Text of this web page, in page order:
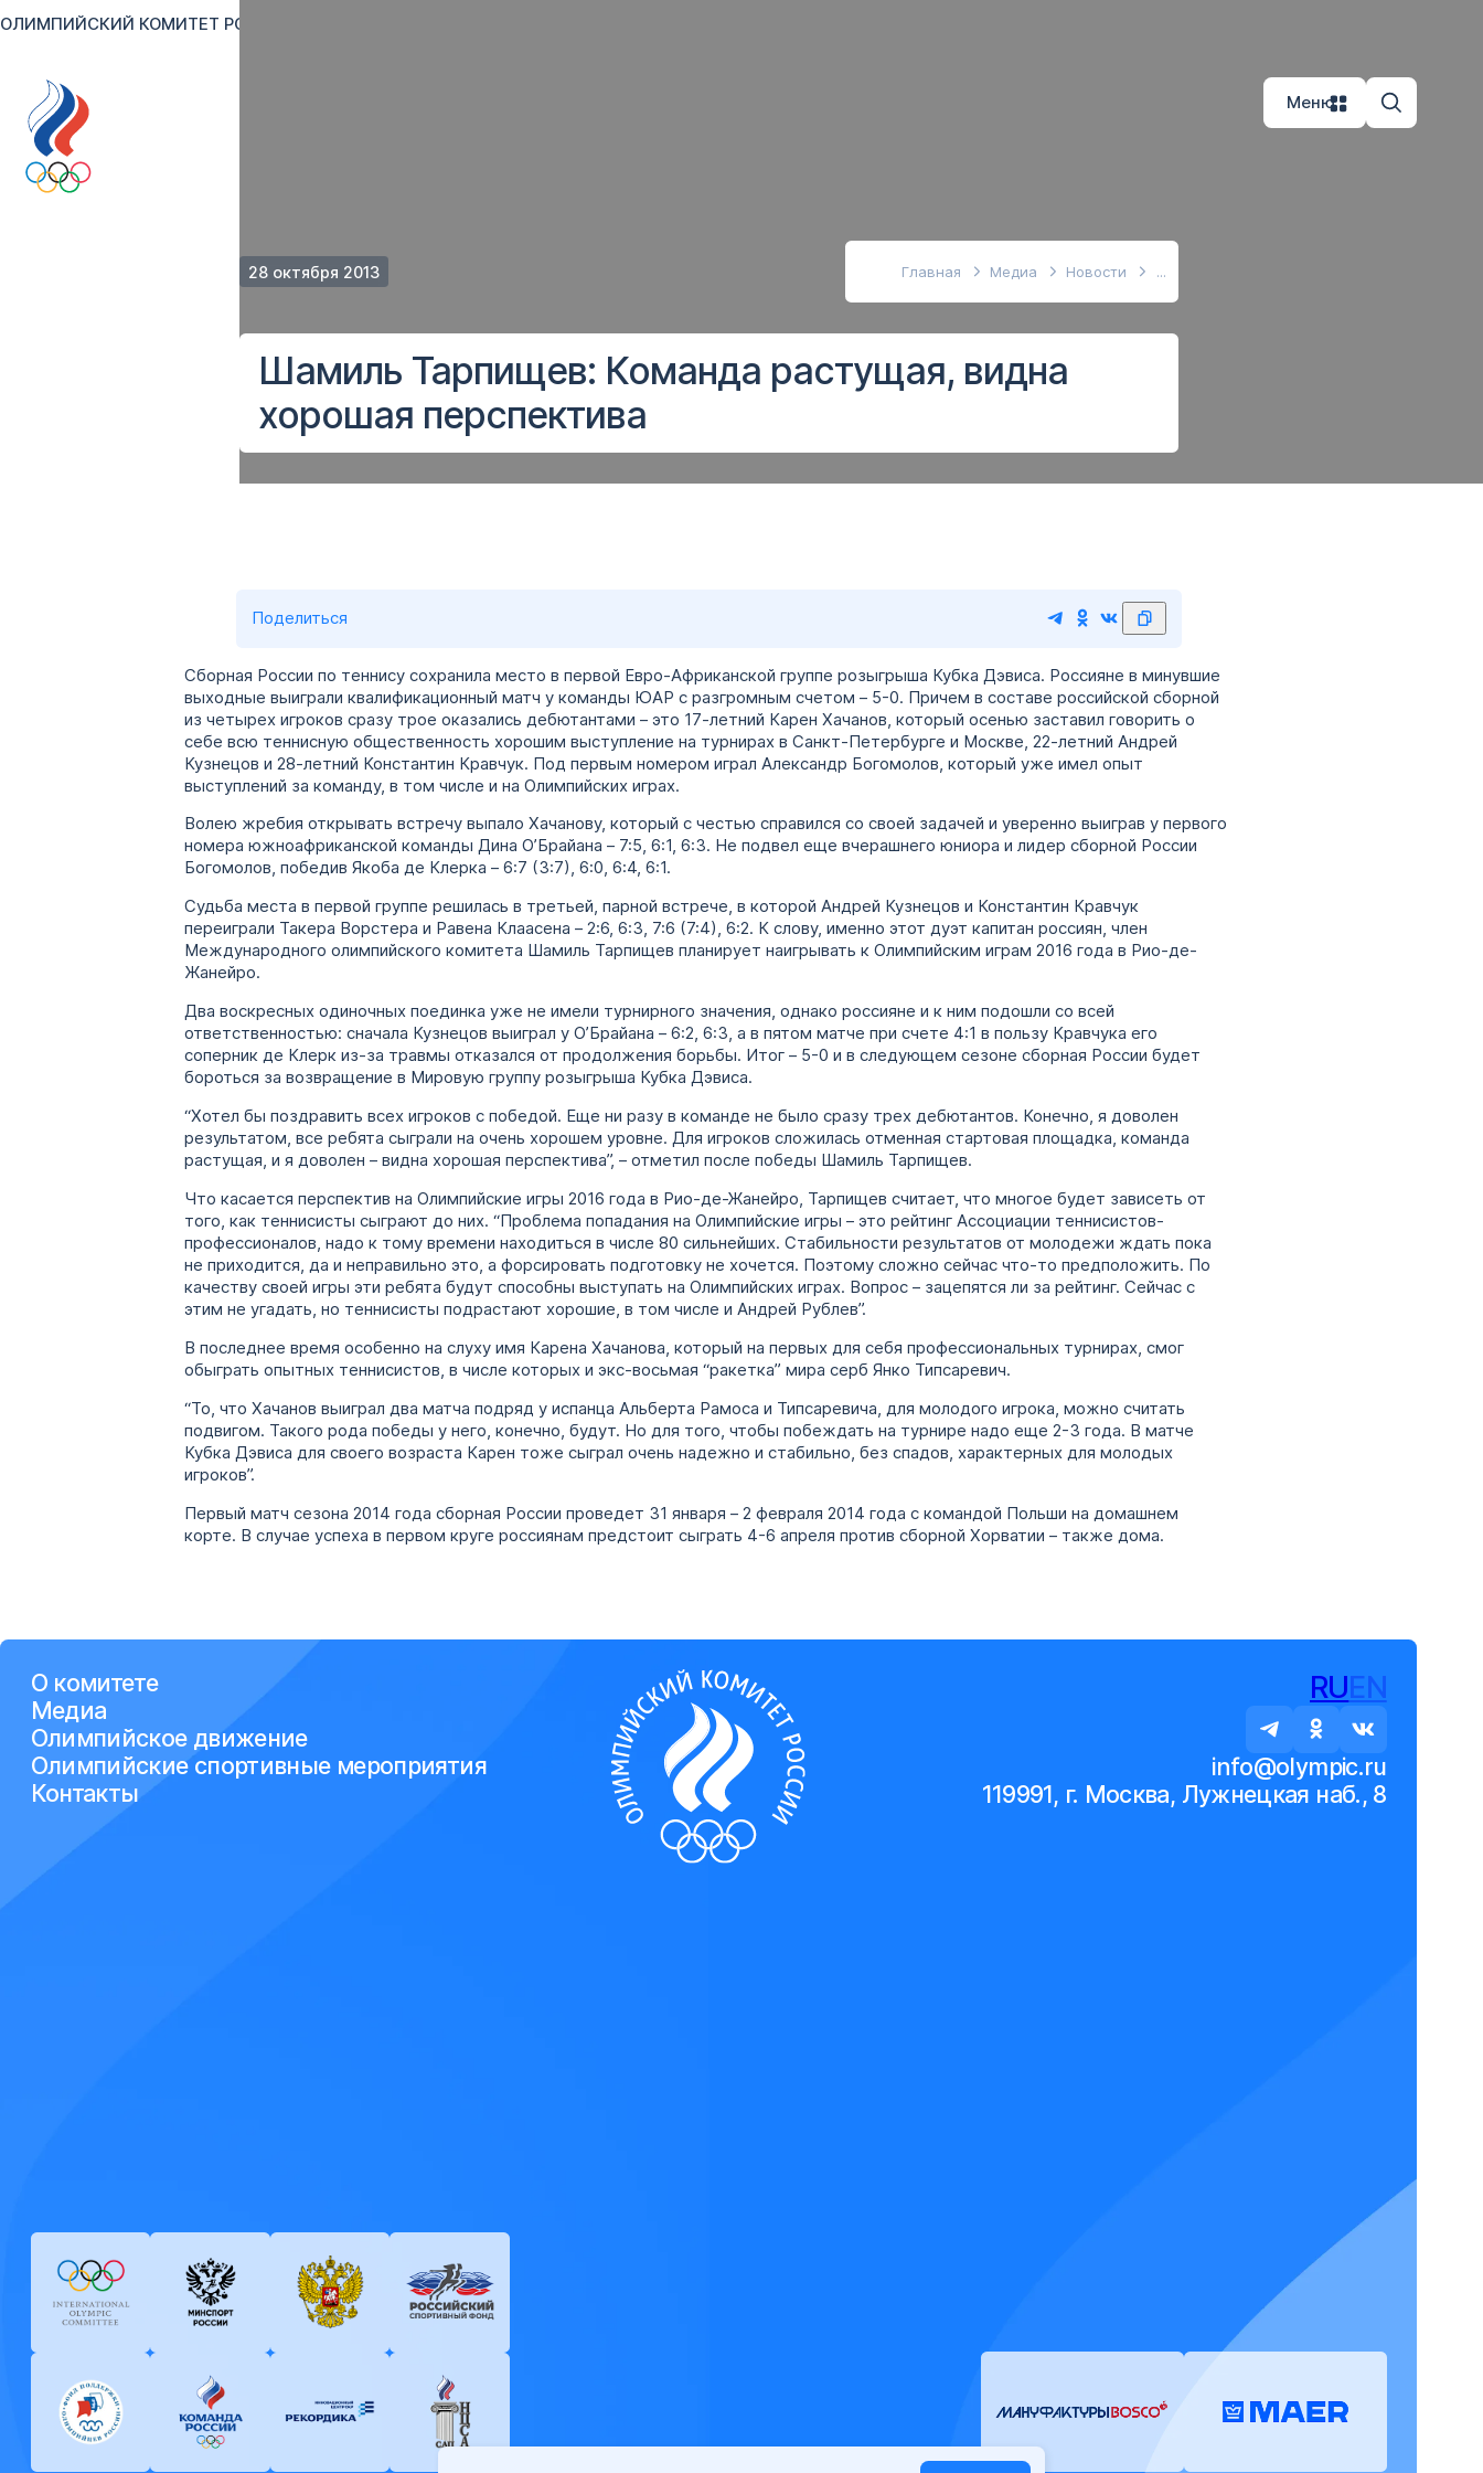
ОЛИМПИЙСКИЙ КОМИТЕТ РОССИИ
Меню
28 октября 2013 Главная Медиа Новости
Шамиль Тарпищев: Команда растущая, видна
хорошая перспектива
Поделиться
Сборная России по теннису сохранила место в первой Евро-Африканской группе розыгрыша Кубка Дэвиса. Россияне в минувшие
выходные выиграли квалификационный матч у команды ЮАР с разгромным счетом – 5-0. Причем в составе российской сборной
из четырех игроков сразу трое оказались дебютантами – это 17-летний Карен Хачанов, который осенью заставил говорить о
себе всю теннисную общественность хорошим выступление на турнирах в Санкт-Петербурге и Москве, 22-летний Андрей
Кузнецов и 28-летний Константин Кравчук. Под первым номером играл Александр Богомолов, который уже имел опыт
выступлений за команду, в том числе и на Олимпийских играх.
Волею жребия открывать встречу выпало Хачанову, который с честью справился со своей задачей и уверенно выиграв у первого
номера южноафриканской команды Дина О’Брайана – 7:5, 6:1, 6:3. Не подвел еще вчерашнего юниора и лидер сборной России
Богомолов, победив Якоба де Клерка – 6:7 (3:7), 6:0, 6:4, 6:1.
Судьба места в первой группе решилась в третьей, парной встрече, в которой Андрей Кузнецов и Константин Кравчук
переиграли Такера Ворстера и Равена Клаасена – 2:6, 6:3, 7:6 (7:4), 6:2. К слову, именно этот дуэт капитан россиян, член
Международного олимпийского комитета Шамиль Тарпищев планирует наигрывать к Олимпийским играм 2016 года в Рио-де-
Жанейро.
Два воскресных одиночных поединка уже не имели турнирного значения, однако россияне и к ним подошли со всей
ответственностью: сначала Кузнецов выиграл у О’Брайана – 6:2, 6:3, а в пятом матче при счете 4:1 в пользу Кравчука его
соперник де Клерк из-за травмы отказался от продолжения борьбы. Итог – 5-0 и в следующем сезоне сборная России будет
бороться за возвращение в Мировую группу розыгрыша Кубка Дэвиса.
“Хотел бы поздравить всех игроков с победой. Еще ни разу в команде не было сразу трех дебютантов. Конечно, я доволен
результатом, все ребята сыграли на очень хорошем уровне. Для игроков сложилась отменная стартовая площадка, команда
растущая, и я доволен – видна хорошая перспектива”, – отметил после победы Шамиль Тарпищев.
Что касается перспектив на Олимпийские игры 2016 года в Рио-де-Жанейро, Тарпищев считает, что многое будет зависеть от
того, как теннисисты сыграют до них. “Проблема попадания на Олимпийские игры – это рейтинг Ассоциации теннисистов-
профессионалов, надо к тому времени находиться в числе 80 сильнейших. Стабильности результатов от молодежи ждать пока
не приходится, да и неправильно это, а форсировать подготовку не хочется. Поэтому сложно сейчас что-то предположить. По
качеству своей игры эти ребята будут способны выступать на Олимпийских играх. Вопрос – зацепятся ли за рейтинг. Сейчас с
этим не угадать, но теннисисты подрастают хорошие, в том числе и Андрей Рублев”.
В последнее время особенно на слуху имя Карена Хачанова, который на первых для себя профессиональных турнирах, смог
обыграть опытных теннисистов, в числе которых и экс-восьмая “ракетка” мира серб Янко Типсаревич.
“То, что Хачанов выиграл два матча подряд у испанца Альберта Рамоса и Типсаревича, для молодого игрока, можно считать
подвигом. Такого рода победы у него, конечно, будут. Но для того, чтобы побеждать на турнире надо еще 2-3 года. В матче
Кубка Дэвиса для своего возраста Карен тоже сыграл очень надежно и стабильно, без спадов, характерных для молодых
игроков”.
Первый матч сезона 2014 года сборная России проведет 31 января – 2 февраля 2014 года с командой Польши на домашнем
корте. В случае успеха в первом круге россиянам предстоит сыграть 4-6 апреля против сборной Хорватии – также дома.
О комитете
Медиа
Олимпийское движение
Олимпийские спортивные мероприятия
Контакты
RUEN
info@olympic.ru
119991, г. Москва, Лужнецкая наб., 8